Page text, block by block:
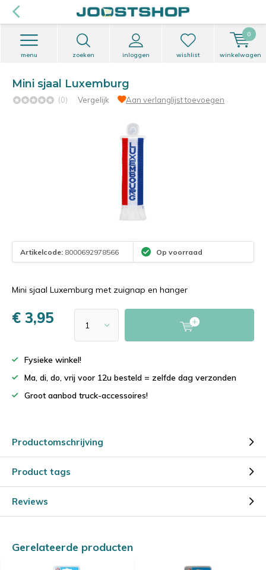
zoeken inloggen
menu wishlist winkelwagen
0
Mini sjaal Luxemburg
(0) Vergelijk Aan verlanglijst toevoegen
Artikelcode: 8000692978566 Op voorraad
Mini sjaal Luxemburg met zuignap en hanger
€ 3,95
Fysieke winkel!
Ma, di, do, vrij voor 12u besteld = zelfde dag verzonden
Groot aanbod truck-accessoires!
Productomschrijving
Product tags
Reviews
Gerelateerde producten